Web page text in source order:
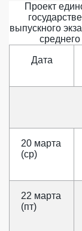
Проект
выпускного
Дата
20 марта
(ср)
22 марта
(пт)